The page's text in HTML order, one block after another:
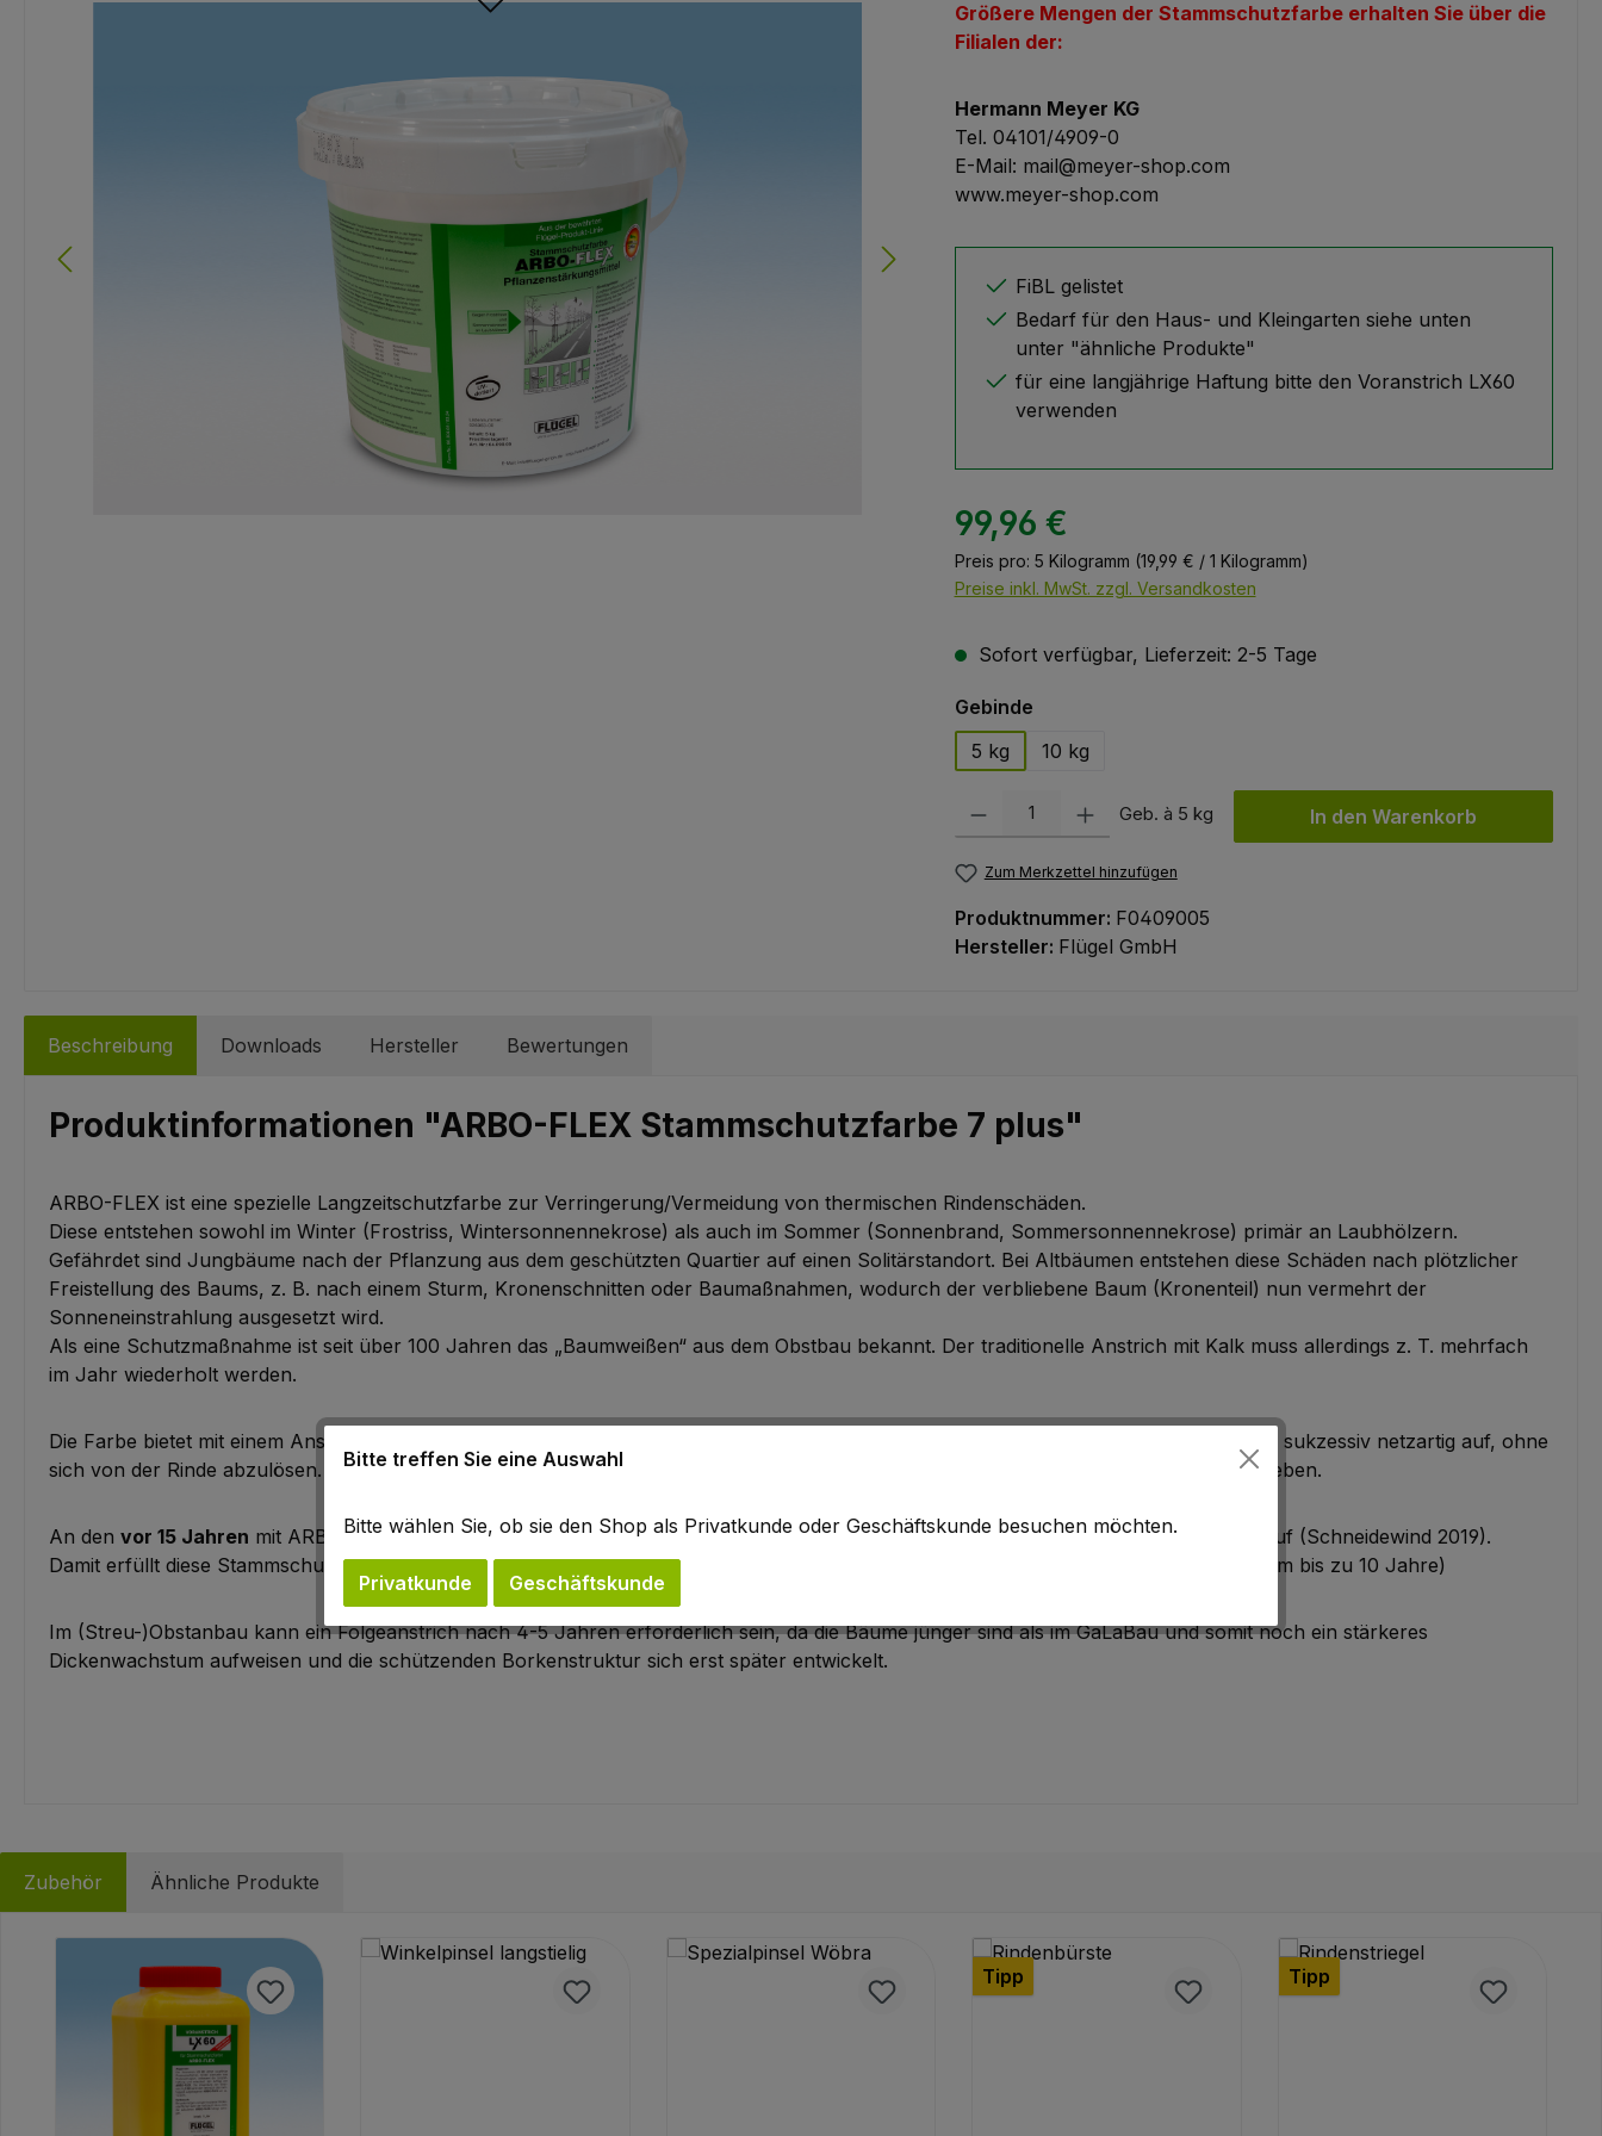
Größere Mengen der Stammschutzfarbe erhalten Sie über die
Filialen der:
Hermann Meyer KG
Tel. 04101/4909-0
E-Mail: mail@meyer-shop.com
www.meyer-shop.com
FiBL gelistet
Bedarf für den Haus- und Kleingarten siehe unten
unter "ähnliche Produkte"
für eine langjährige Haftung bitte den Voranstrich LX60
verwenden
99,96 €
Preis pro: 5 Kilogramm (19,99 € / 1 Kilogramm)
Preise inkl. MwSt. zzgl. Versandkosten
Sofort verfügbar, Lieferzeit: 2-5 Tage
Gebindeauswählen
5 kg
10 kg
Produkt Anzahl: Gib den gewünschten Wert ein oder benutze die Schaltflächen
Geb. à 5 kg In den Warenkorb
Zum Merkzettel hinzufügen
Produktnummer: F0409005
Hersteller: Flügel GmbH
Beschreibung Downloads Hersteller Bewertungen
Produktinformationen "ARBO-FLEX Stammschutzfarbe 7 plus"
ARBO-FLEX ist eine spezielle Langzeitschutzfarbe zur Verringerung/Vermeidung von thermischen Rindenschäden.
Diese entstehen sowohl im Winter (Frostriss, Wintersonnennekrose) als auch im Sommer (Sonnenbrand, Sommersonnennekrose) primär an Laubhölzern.
Gefährdet sind Jungbäume nach der Pflanzung aus dem geschützten Quartier auf einen Solitärstandort. Bei Altbäumen entstehen diese Schäden nach plötzlicher
Freistellung des Baums, z. B. nach einem Sturm, Kronenschnitten oder Baumaßnahmen, wodurch der verbliebene Baum (Kronenteil) nun vermehrt der
Sonneneinstrahlung ausgesetzt wird.
Als eine Schutzmaßnahme ist seit über 100 Jahren das „Baumweißen“ aus dem Obstbau bekannt. Der traditionelle Anstrich mit Kalk muss allerdings z. T. mehrfach
im Jahr wiederholt werden.
Die Farbe bietet mit einem Anstrich einen Schutzzeitraum von mehr als 7 Jahren.
In dieser Zeit "vergraut" ARBO-FLEX und reißt zudem sukzessiv netzartig auf, ohne
sich von der Rinde abzulösen. Damit ist erstmals die Möglichkeit einer Rindenanpassung an die veränderten Strahlungsverhältnisse gegeben.
An den vor 15 Jahren mit ARBO-FLEX gestrichenen Bäumen (Versuchsfeld Quedlinburg) trat bisher kein thermischer Rindenschaden auf (Schneidewind 2019).
Damit erfüllt diese Stammschutzfarbe dieForderungen der ZTV-Baumpflege (Mindesthaltbarkeit des Anstrichs 5 Jahre, Schutzzeitraum bis zu 10 Jahre)
Im (Streu-)Obstanbau kann ein Folgeanstrich nach 4-5 Jahren erforderlich sein, da die Bäume jünger sind als im GaLaBau und somit noch ein stärkeres
Dickenwachstum aufweisen und die schützenden Borkenstruktur sich erst später entwickelt.
Zubehör Ähnliche Produkte
Produktgalerie überspringen
Tipp Tipp
Bitte treffen Sie eine Auswahl
Bitte wählen Sie, ob sie den Shop als Privatkunde oder Geschäftskunde besuchen möchten.
Privatkunde Geschäftskunde